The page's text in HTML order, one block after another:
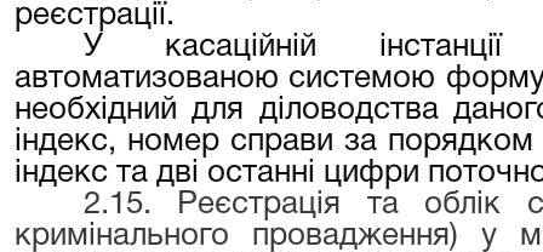
реєстрації.
У касаційній
автоматизованою системою
необхідний для діловодства
індекс, номер справи за порядком
індекс та дві останні цифри
2.15. Реєстрація та облік
кримінального провадження) у